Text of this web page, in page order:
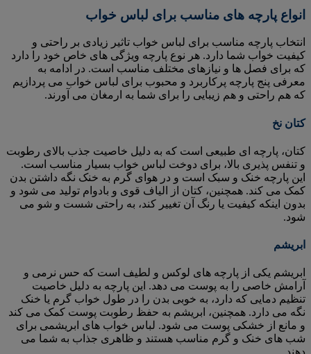
انواع پارچه های مناسب برای لباس خواب
انتخاب پارچه مناسب برای لباس خواب تاثیر زیادی بر راحتی و
کیفیت خواب شما دارد. هر نوع پارچه ویژگی های خاص خود را دارد
که برای فصل ها و نیازهای مختلف مناسب است. در ادامه به
معرفی پنج پارچه پرکاربرد و محبوب برای لباس خواب می پردازیم
که هم راحتی و هم زیبایی را برای شما به ارمغان می آورند.
کتان نخ
کتان، پارچه ای طبیعی است که به دلیل خاصیت جذب بالای رطوبت
و تنفس پذیری بالا، برای دوخت لباس خواب بسیار مناسب است.
این پارچه خنک و سبک است و در هوای گرم به خنک نگه داشتن بدن
کمک می کند. همچنین، کتان از الیاف قوی و بادوام تولید می شود و
بدون اینکه کیفیت یا رنگ آن تغییر کند، به راحتی شست و شو می
شود.
ابریشم
ابریشم یکی از پارچه های لوکس و لطیف است که حس نرمی و
آرامش خاصی را به پوست می دهد. این پارچه به دلیل خاصیت
تنظیم دمایی که دارد، به خوبی بدن را در طول خواب گرم یا خنک
نگه می دارد. همچنین، ابریشم به حفظ رطوبت پوست کمک می کند
و مانع از خشکی پوست می شود. لباس خواب های ابریشمی برای
شب های خنک و گرم مناسب هستند و ظاهری جذاب به شما می